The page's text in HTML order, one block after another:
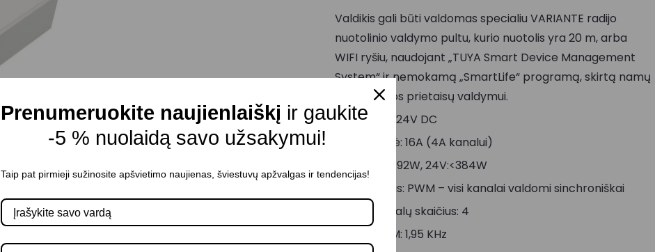
Valdikis gali būti valdomas specialiu VARIANTE radijo
nuotolinio valdymo pultu, kurio nuotolis yra 20 m, arba
WIFI ryšiu, naudojant „TUYA Smart Device Management
System“ ir nemokamą „SmartLife“ programą, skirtą namų
automatikos prietaisų valdymui.
Įtampa: 12-24V DC
Įėjimo srovė: 16A (4A kanalui)
Galia: 12V:<192W, 24V:<384W
Išėjimo tipas: PWM – visi kanalai valdomi sinchroniškai
Išėjimo kanalų skaičius: 4
Dažnis PWM: 1,95 KHz
Prenumeruokite naujienlaiškį ir gaukite
-5 % nuolaidą savo užsakymui!
Taip pat pirmieji sužinosite apšvietimo naujienas, šviestuvų apžvalgas ir tendencijas!